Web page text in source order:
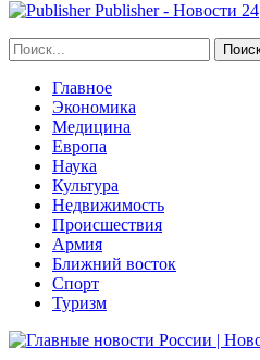
Publisher - Новости 24
Главное
Экономика
Медицина
Европа
Наука
Культура
Недвижимость
Происшествия
Армия
Ближний восток
Спорт
Туризм